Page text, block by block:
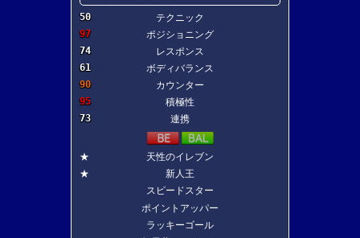
50
テクニック
97
ポジショニング
74
レスポンス
61
ボディバランス
90
カウンター
95
積極性
73
連携
★
天性のイレブン
★
新人王
スピードスター
ポイントアッパー
ラッキーゴール